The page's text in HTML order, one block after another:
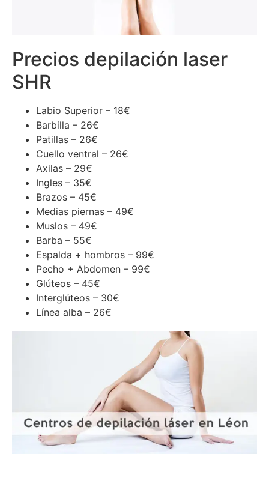
Precios depilación laser
SHR
Labio Superior – 18€
Barbilla – 26€
Patillas – 26€
Cuello ventral – 26€
Axilas – 29€
Ingles – 35€
Brazos – 45€
Medias piernas – 49€
Muslos – 49€
Barba – 55€
Espalda + hombros – 99€
Pecho + Abdomen – 99€
Glúteos – 45€
Interglúteos – 30€
Línea alba – 26€